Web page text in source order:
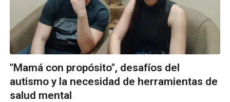
"Mamá con propósito", desafíos del
autismo y la necesidad de herramientas de
salud mental